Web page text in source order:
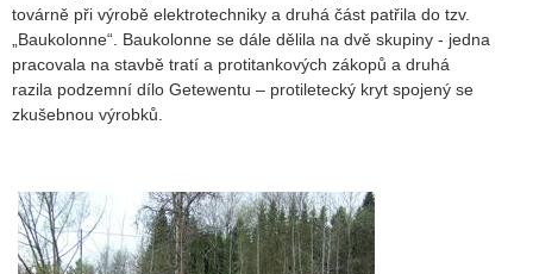
továrně při výrobě elektrotechniky a druhá část patřila do tzv.
„Baukolonne“. Baukolonne se dále dělila na dvě skupiny - jedna
pracovala na stavbě tratí a protitankových zákopů a druhá
razila podzemní dílo Getewentu – protiletecký kryt spojený se
zkušebnou výrobků.